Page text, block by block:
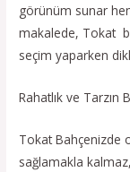
görünüm sunar
makalede, Tokat
seçim yaparken
Rahatlık ve Tarzın
Tokat Bahçenizde
sağlamakla